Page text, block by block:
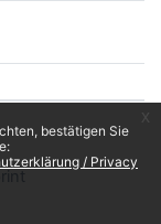
bestätigen Sie
/ Privacy